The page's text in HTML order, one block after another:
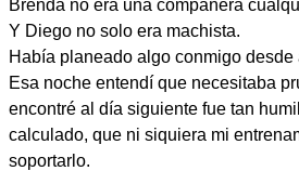
Brenda no era una compañera
Y Diego no solo era machista.
Había planeado algo conmigo desde
Esa noche entendí que necesitaba
encontré al día siguiente fue tan
calculado, que ni siquiera mi
soportarlo.